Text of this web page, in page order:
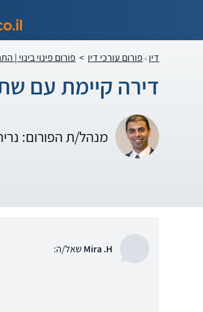
דין פורום עורכי דין > פורום פינוי בינוי |
דירה קיימת עם
מנהל/ת הפורום:
Mira .Hשאל/ה: